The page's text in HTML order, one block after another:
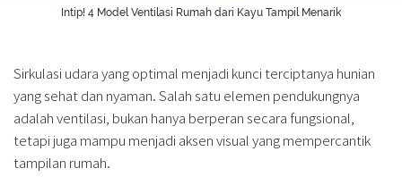
Intip! 4 Model Ventilasi Rumah dari Kayu Tampil Menarik
Sirkulasi udara yang optimal menjadi kunci terciptanya hunian
yang sehat dan nyaman. Salah satu elemen pendukungnya
adalah ventilasi, bukan hanya berperan secara fungsional,
tetapi juga mampu menjadi aksen visual yang mempercantik
tampilan rumah.